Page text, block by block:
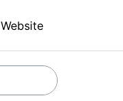
Website